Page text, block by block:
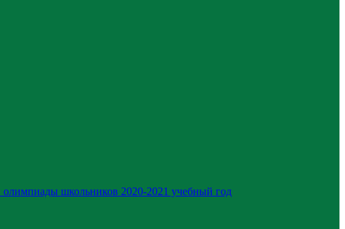
школьников 2020-2021 учебный год